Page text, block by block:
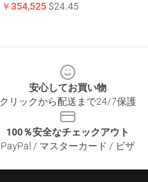
￥354,525$24.45
安心してお買い物
クリックから配送まで24/7保護
100％安全なチェックアウト
PayPal / マスターカード / ビザ